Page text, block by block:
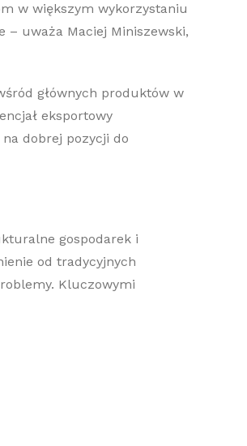
w większym wykorzystaniu
– uważa Maciej Miniszewski,
głównych produktów w
eksportowy
dobrej pozycji do
gospodarek i
od tradycyjnych
Kluczowymi